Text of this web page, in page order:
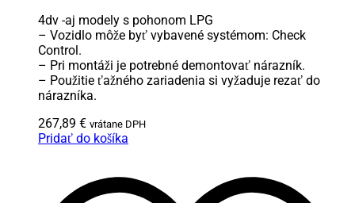
4dv -aj modely s pohonom LPG
– Vozidlo môže byť vybavené systémom: Check
Control.
– Pri montáži je potrebné demontovať nárazník.
– Použitie ťažného zariadenia si vyžaduje rezať do
nárazníka.
267,89 € vrátane DPH
Pridať do košíka